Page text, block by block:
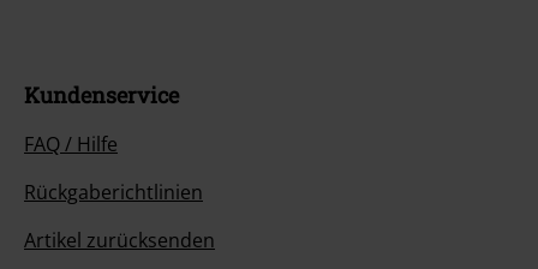
Kundenservice
FAQ / Hilfe
Rückgaberichtlinien
Artikel zurücksenden